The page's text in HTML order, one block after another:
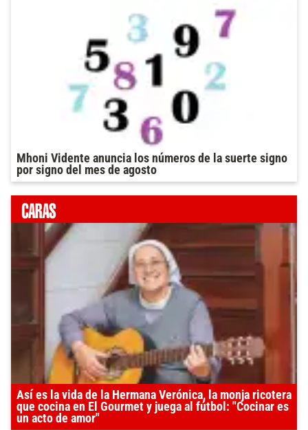
Mhoni Vidente anuncia los números de la suerte signo
por signo del mes de agosto
Así es la vida de la Hermana Verónica, la monja ricotera
que cocina en El Gourmet y juega al fútbol: "Cocinar es
un acto de amor"